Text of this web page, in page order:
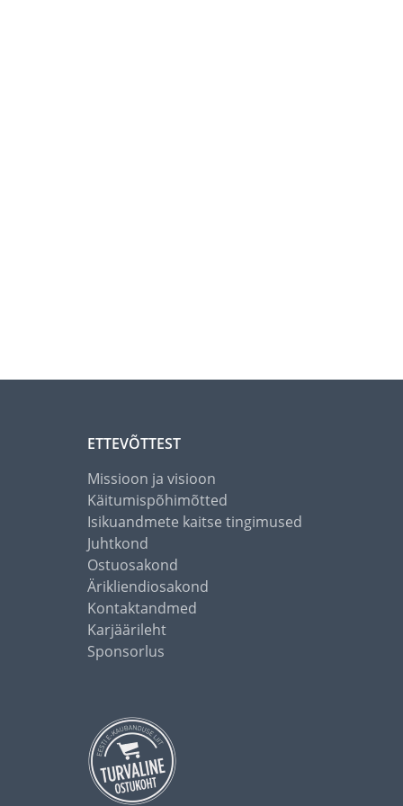
ETTEVÕTTEST
Missioon ja visioon
Käitumispõhimõtted
Isikuandmete kaitse tingimused
Juhtkond
Ostuosakond
Ärikliendiosakond
Kontaktandmed
Karjäärileht
Sponsorlus